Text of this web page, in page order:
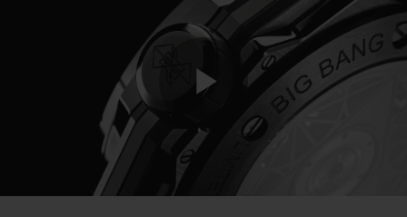
Play
送料＆返品無料
安全な決済
ギフトポーチ